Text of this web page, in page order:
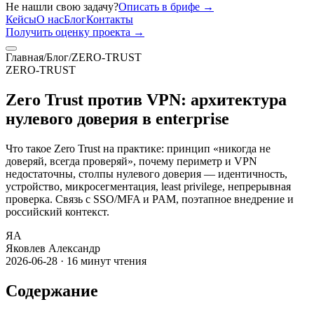
Не нашли свою задачу?Описать в брифе →
КейсыО насБлогКонтакты
Получить оценку проекта →
Главная/Блог/ZERO-TRUST
ZERO-TRUST
Zero Trust против VPN: архитектура
нулевого доверия в enterprise
Что такое Zero Trust на практике: принцип «никогда не
доверяй, всегда проверяй», почему периметр и VPN
недостаточны, столпы нулевого доверия — идентичность,
устройство, микросегментация, least privilege, непрерывная
проверка. Связь с SSO/MFA и PAM, поэтапное внедрение и
российский контекст.
ЯА
Яковлев Александр
2026-06-28 · 16 минут чтения
Содержание